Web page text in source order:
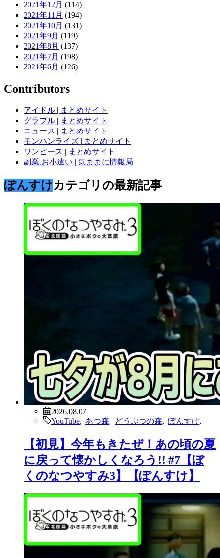
2021年12月 (114)
2021年11月 (194)
2021年10月 (131)
2021年9月 (119)
2021年8月 (137)
2021年7月 (198)
2021年6月 (126)
Contributors
アイドル | まとめサイト
グラブル | まとめサイト
ニュース | まとめサイト
モンハンライズ | まとめサイト
ワンピース | まとめサイト
副業,お小遣い | 気ままに情報局
ぽんすけカテゴリの最新記事
2026.08.07
YouTube
あつ森 どうぶつの森 ぽんすけ
【初見】今年もきたぜ！あの頃の夏
に戻って懐かしくなろう!! #7【ぼ
くのなつやすみ3】【ぽんすけ】